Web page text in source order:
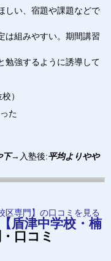
しい、宿題や課題などで
は組みやすい。期間講習
勉強するように誘導して
）
た
下→ 入塾後:平均よりやや
区専門】の口コミを見る
盾津中学校・楠
口コミ